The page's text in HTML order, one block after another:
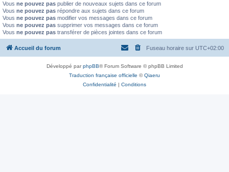
Vous ne pouvez pas publier de nouveaux sujets dans ce forum
Vous ne pouvez pas répondre aux sujets dans ce forum
Vous ne pouvez pas modifier vos messages dans ce forum
Vous ne pouvez pas supprimer vos messages dans ce forum
Vous ne pouvez pas transférer de pièces jointes dans ce forum
Accueil du forum Fuseau horaire sur UTC+02:00
Développé parphpBB® Forum Software © phpBB Limited
Traduction française officielle ©Qiaeru
Confidentialité | Conditions